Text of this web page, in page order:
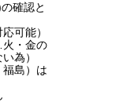
確認と
可能）
火・金の
為）
福島）は